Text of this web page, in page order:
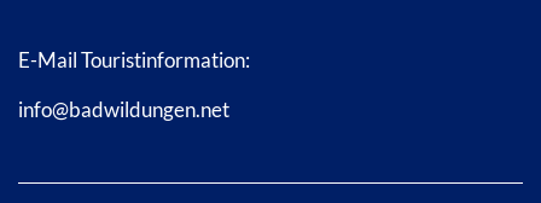
E-Mail Touristinformation:
info@badwildungen.net